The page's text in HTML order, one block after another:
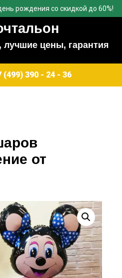
рождения со скидкой до 60%!
лучшие цены, гарантия
(499) 390 - 24 - 36
от